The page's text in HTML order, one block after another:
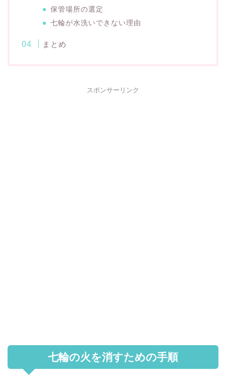
保管場所の選定
七輪が水洗いできない理由
まとめ
スポンサーリンク
七輪の火を消すための手順